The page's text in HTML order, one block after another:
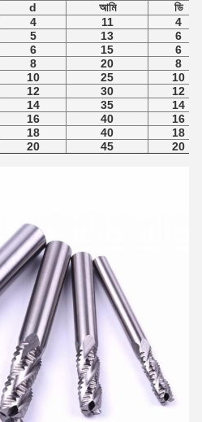
d
আমি
ডি
4 11
4
5 13
6
6 15
6
8 20
8
10 25
10
12 30
12
14 35
14
16 40
16
18 40
18
20 45 20